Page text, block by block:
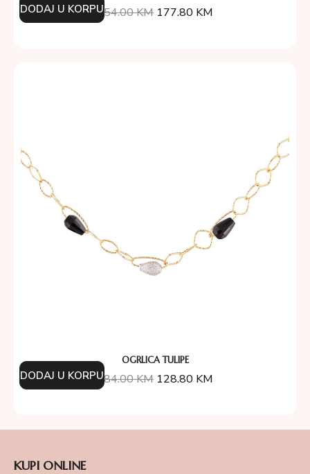
254.00KM 177.80 KM
DODAJ U KORPU
OGRLICA TULIPE
184.00KM 128.80 KM
DODAJ U KORPU
KUPI ONLINE